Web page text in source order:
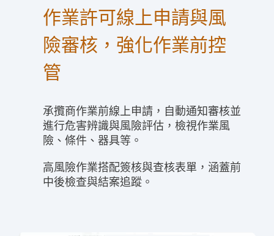
作業許可線上申請與風
險審核，強化作業前控
管
承攬商作業前線上申請，自動通知審核並
進行危害辨識與風險評估，檢視作業風
險、條件、器具等。
高風險作業搭配簽核與查核表單，涵蓋前
中後檢查與結案追蹤。